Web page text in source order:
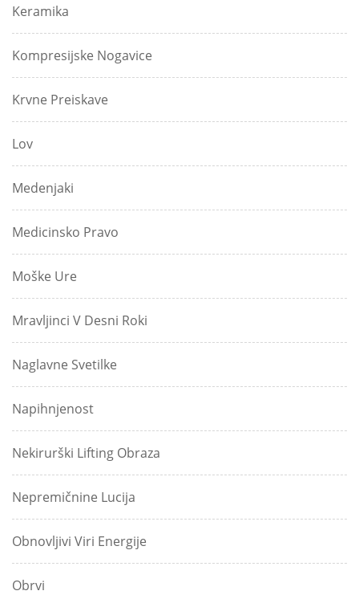
Keramika
Kompresijske Nogavice
Krvne Preiskave
Lov
Medenjaki
Medicinsko Pravo
Moške Ure
Mravljinci V Desni Roki
Naglavne Svetilke
Napihnjenost
Nekirurški Lifting Obraza
Nepremičnine Lucija
Obnovljivi Viri Energije
Obrvi